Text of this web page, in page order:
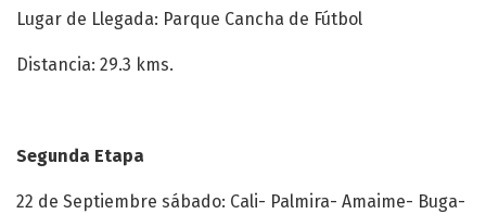
Lugar de Llegada: Parque Cancha de Fútbol
Distancia: 29.3 kms.
Segunda Etapa
22 de Septiembre sábado: Cali- Palmira- Amaime- Buga-